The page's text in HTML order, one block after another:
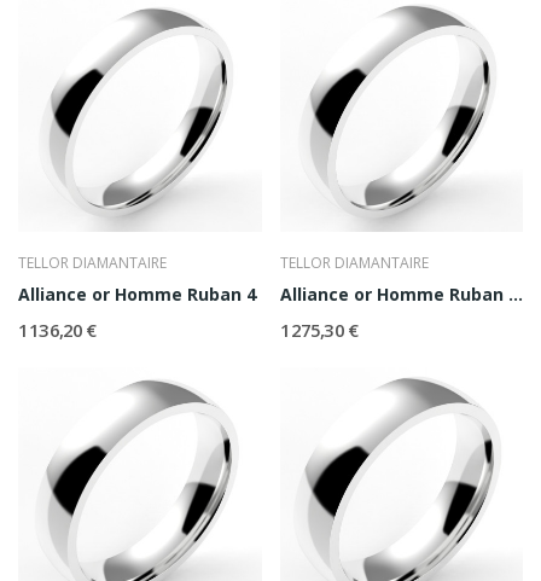
TELLOR DIAMANTAIRE
Alliance or Homme Ruban 4
1 136,20 €
TELLOR DIAMANTAIRE
Alliance or Homme Ruban 4,5
1 275,30 €